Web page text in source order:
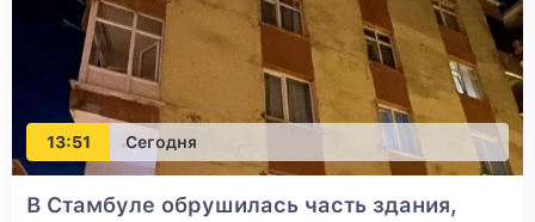
13:51 Сегодня
В Стамбуле обрушилась часть здания,